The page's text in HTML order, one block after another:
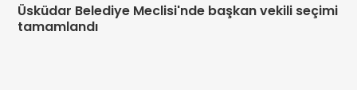
Üsküdar Belediye Meclisi'nde başkan vekili seçimi
tamamlandı